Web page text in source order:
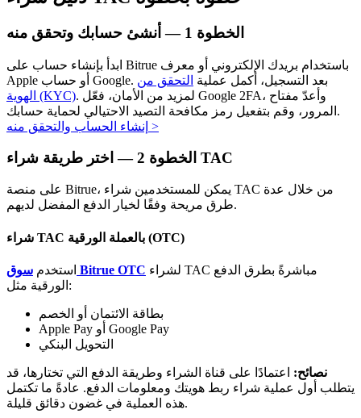
القروض
خدمة الاقتراض المدعومة بالعملات المشفرة
الاستثمار التلقائي
احصل على أرباح طويلة الأجل وفوائد مرنة
تعلم الستاكينغ
الخطوة أنشئ حسابك وتحقق منه
ابدأ بإنشاء حساب على Bitrue باستخدام بريدك الإلكتروني أو معرف
Apple أو حساب Google. بعد التسجيل، أكمل عملية التحقق من
الهوية (KYC). لمزيد من الأمان، فعّل Google 2FA، وأعدّ مفتاح
المرور، وقم بتفعيل رمز مكافحة التصيد الاحتيالي لحماية حسابك.
إنشاء الحساب والتحقق منه >
الخطوة اختر طريقة شراء TAC
على منصة Bitrue، يمكن للمستخدمين شراء TAC من خلال عدة
طرق مريحة وفقًا لخيار الدفع المفضل لديهم.
شراء TAC بالعملة الورقية (OTC)
استخدم سوق Bitrue OTC
الورقية مثل:
بطاقة الائتمان أو الخصم
Apple Pay أو Google Pay
التحويل البنكي
نصائح: اعتمادًا على قناة الشراء وطريقة الدفع التي تختارها، قد
يتطلب أول عملية شراء ربط هويتك ومعلومات الدفع. عادةً ما تكتمل
هذه العملية في غضون دقائق قليلة.